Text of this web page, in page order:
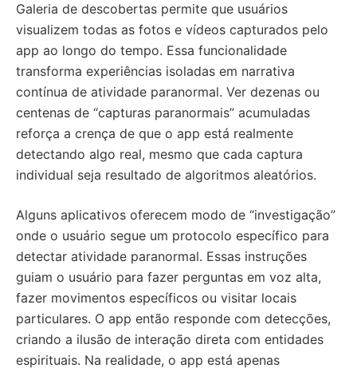
Galeria de descobertas permite que usuários
visualizem todas as fotos e vídeos capturados pelo
app ao longo do tempo. Essa funcionalidade
transforma experiências isoladas em narrativa
contínua de atividade paranormal. Ver dezenas ou
centenas de “capturas paranormais” acumuladas
reforça a crença de que o app está realmente
detectando algo real, mesmo que cada captura
individual seja resultado de algoritmos aleatórios.
Alguns aplicativos oferecem modo de “investigação”
onde o usuário segue um protocolo específico para
detectar atividade paranormal. Essas instruções
guiam o usuário para fazer perguntas em voz alta,
fazer movimentos específicos ou visitar locais
particulares. O app então responde com detecções,
criando a ilusão de interação direta com entidades
espirituais. Na realidade, o app está apenas